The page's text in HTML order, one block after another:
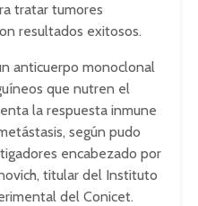
tratar tumores
resultados exitosos.
anticuerpo monoclonal
que nutren el
la respuesta inmune
según pudo
encabezado por
titular del Instituto
del Conicet.